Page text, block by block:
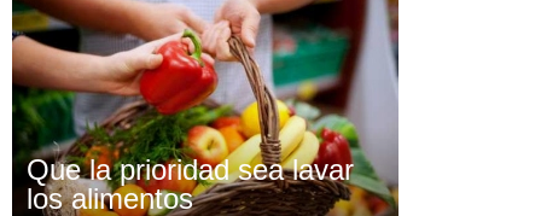
Que la prioridad sea lavar
los alimentos